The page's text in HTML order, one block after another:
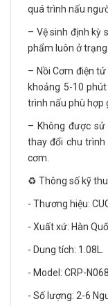
quá trình nấu
– Vệ sinh định kỳ
phẩm luôn ở
– Nồi Cơm điện
khoảng 5-10
trình nấu phù hợp
– Không được
thay đổi chu
cơm.
♻️ Thông số kỹ
- Thương hiệu:
- Xuất xứ: Hàn
- Dung tích: 1.08L.
- Model: CRP-
- Số lượng: 2-6